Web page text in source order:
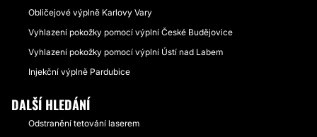
Obličejové výplně Karlovy Vary
Vyhlazení pokožky pomocí výplní České Budějovice
Vyhlazení pokožky pomocí výplní Ústí nad Labem
Injekční výplně Pardubice
DALŠÍ HLEDÁNÍ
Odstranění tetování laserem